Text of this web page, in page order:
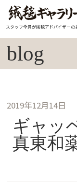
スタッフ全員が絨毯アドバイザーの
blog
2019年12月14日
ギャッ
真東和